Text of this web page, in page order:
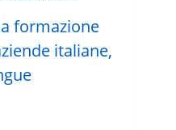
formazione
italiane,